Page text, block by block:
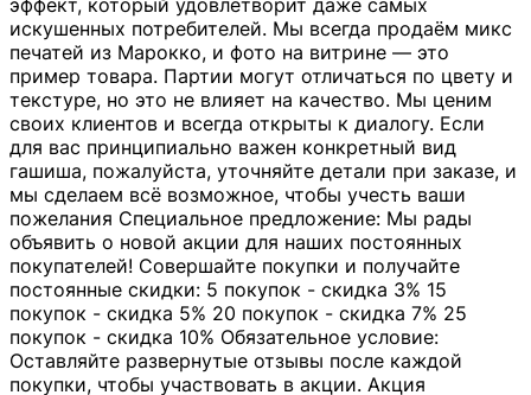
эффект, который удовлетворит даже самых
искушенных потребителей. Мы всегда продаём микс
печатей из Марокко, и фото на витрине — это
пример товара. Партии могут отличаться по цвету и
текстуре, но это не влияет на качество. Мы ценим
своих клиентов и всегда открыты к диалогу. Если
для вас принципиально важен конкретный вид
гашиша, пожалуйста, уточняйте детали при заказе, и
мы сделаем всё возможное, чтобы учесть ваши
пожелания Специальное предложение: Мы рады
объявить о новой акции для наших постоянных
покупателей! Совершайте покупки и получайте
постоянные скидки: 5 покупок - скидка 3% 15
покупок - скидка 5% 20 покупок - скидка 7% 25
покупок - скидка 10% Обязательное условие:
Оставляйте развернутые отзывы после каждой
покупки, чтобы участвовать в акции. Акция